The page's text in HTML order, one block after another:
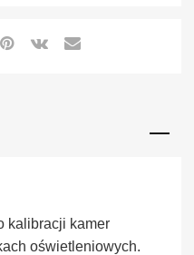
kalibracji kamer
oświetleniowych.